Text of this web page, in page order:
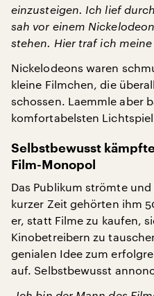
einzusteigen. Ich lief
sah vor einem
stehen. Hier traf ich meine
Nickelodeons waren
kleine Filmchen, die
schossen. Laemmle aber
komfortabelsten
Selbstbewusst
Film-Monopol
Das Publikum strömte
kurzer Zeit gehörten ihm
er, statt Filme zu kaufen,
Kinobetreibern zu
genialen Idee zum
auf. Selbstbewusst